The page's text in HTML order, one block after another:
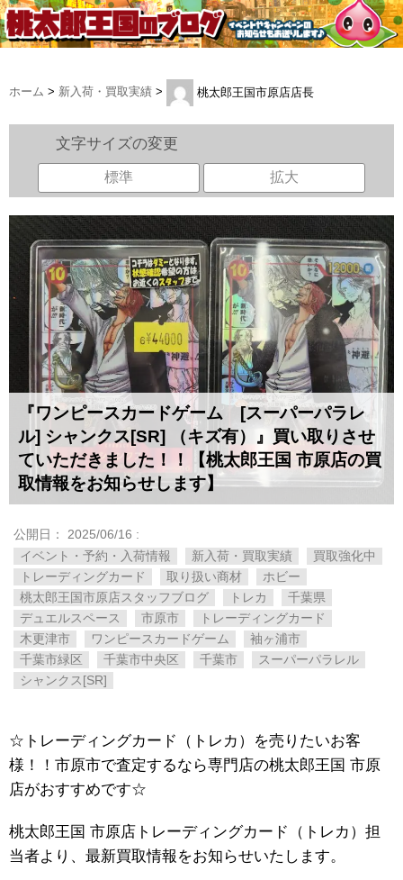
ホーム > 新入荷・買取実績 > 桃太郎王国市原店店長
文字サイズの変更
標準 拡大
『ワンピースカードゲーム [スーパーパラレ
ル] シャンクス[SR] （キズ有）』買い取りさせ
ていただきました！！【桃太郎王国 市原店の買
取情報をお知らせします】
公開日： 2025/06/16 :
イベント・予約・入荷情報
新入荷・買取実績
買取強化中
トレーディングカード
取り扱い商材
ホビー
桃太郎王国市原店スタッフブログ
トレカ
千葉県
デュエルスペース
市原市
トレーディングカード
木更津市
ワンピースカードゲーム
袖ヶ浦市
千葉市緑区
千葉市中央区 千葉市
スーパーパラレル
シャンクス[SR]
☆トレーディングカード（トレカ）を売りたいお客
様！！市原市で査定するなら専門店の桃太郎王国 市原
店がおすすめです☆
桃太郎王国 市原店トレーディングカード（トレカ）担
当者より、最新買取情報をお知らせいたします。